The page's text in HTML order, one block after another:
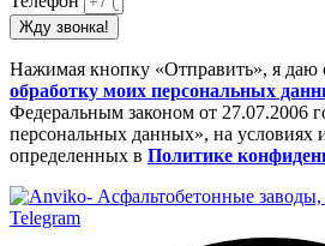
Жду звонка!
Нажимая кнопку «Отправить», я даю
обработку моих персональных
Федеральным законом от 27.07.2006
персональных данных», на условиях
определенных в Политике
Telegram